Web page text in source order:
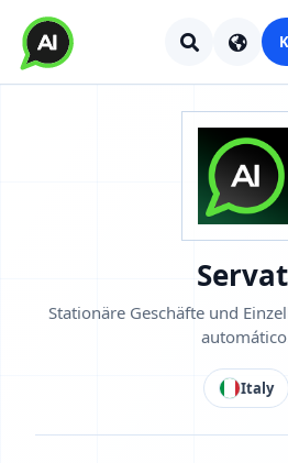
Stationäre Geschäfte und
Italy